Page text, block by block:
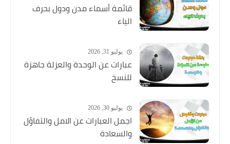
قائمة أسماء مدن ودول بحرف
الياء
يوليو 31, 2026
عبارات عن الوحدة والعزلة جاهزة
للنسخ
يوليو 30, 2026
اجمل العبارات عن الامل والتفاؤل
والسعادة